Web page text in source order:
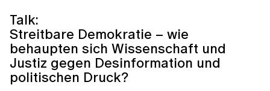
Talk:
Streitbare Demokratie – wie
behaupten sich Wissenschaft und
Justiz gegen Desinformation und
politischen Druck?